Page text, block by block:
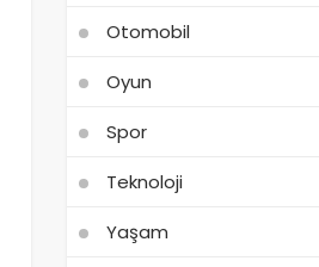
Otomobil
Oyun
Spor
Teknoloji
Yaşam